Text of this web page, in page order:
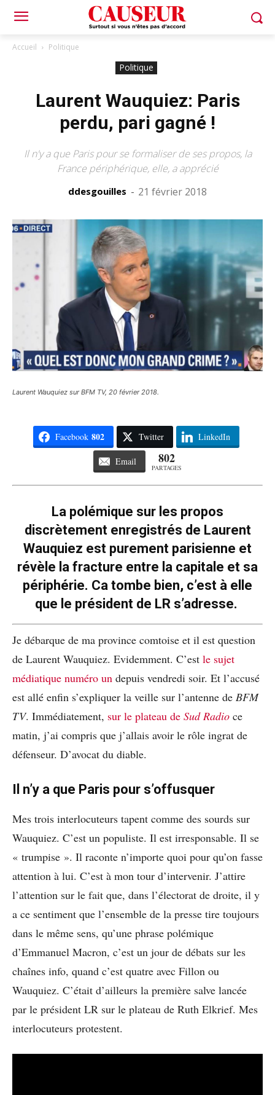
Accueil Politique
Politique
Laurent Wauquiez: Paris
perdu, pari gagné !
Il n'y a que Paris pour se formaliser de ses propos, la
France périphérique, elle, a apprécié
ddesgouilles - 21 février 2018
Laurent Wauquiez sur BFM TV, 20 février 2018.
Facebook 802 Twitter LinkedIn
Email 802
PARTAGES
La polémique sur les propos
discrètement enregistrés de Laurent
Wauquiez est purement parisienne et
révèle la fracture entre la capitale et sa
périphérie. Ca tombe bien, c’est à elle
que le président de LR s’adresse.
Je débarque de ma province comtoise et il est question
de Laurent Wauquiez. Evidemment. C’est le sujet
médiatique numéro un depuis vendredi soir. Et l’accusé
est allé enfin s’expliquer la veille sur l’antenne de BFM
TV. Immédiatement, sur le plateau de Sud Radio ce
matin, j’ai compris que j’allais avoir le rôle ingrat de
défenseur. D’avocat du diable.
Il n’y a que Paris pour s’offusquer
Mes trois interlocuteurs tapent comme des sourds sur
Wauquiez. C’est un populiste. Il est irresponsable. Il se
« trumpise ». Il raconte n’importe quoi pour qu’on fasse
attention à lui. C’est à mon tour d’intervenir. J’attire
l’attention sur le fait que, dans l’électorat de droite, il y
a ce sentiment que l’ensemble de la presse tire toujours
dans le même sens, qu’une phrase polémique
d’Emmanuel Macron, c’est un jour de débats sur les
chaînes info, quand c’est quatre avec Fillon ou
Wauquiez. C’était d’ailleurs la première salve lancée
par le président LR sur le plateau de Ruth Elkrief. Mes
interlocuteurs protestent.